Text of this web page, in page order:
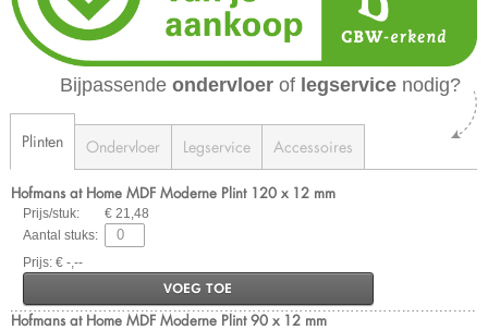
Bijpassende ondervloer of legservice nodig?
Plinten Ondervloer Legservice Accessoires
Hofmans at Home MDF Moderne Plint 120 x 12 mm
Prijs/stuk:
€ 21,48
Aantal stuks:
Prijs: € -,--
VOEG TOE
Hofmans at Home MDF Moderne Plint 90 x 12 mm